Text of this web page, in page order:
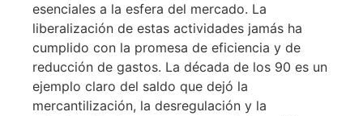
esenciales a la esfera del mercado. La
liberalización de estas actividades jamás ha
cumplido con la promesa de eficiencia y de
reducción de gastos. La década de los 90 es un
ejemplo claro del saldo que dejó la
mercantilización, la desregulación y la